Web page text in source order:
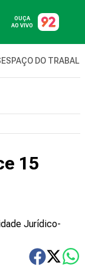
OUÇA
AO VIVO
ESPAÇO DO
15
Jurídico-